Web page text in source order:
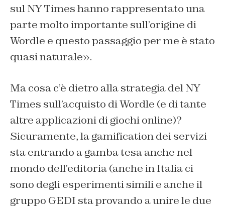
sul NY Times hanno rappresentato una
parte molto importante sull’origine di
Wordle e questo passaggio per me è stato
quasi naturale».
Ma cosa c’è dietro alla strategia del NY
Times sull’acquisto di Wordle (e di tante
altre applicazioni di giochi online)?
Sicuramente, la gamification dei servizi
sta entrando a gamba tesa anche nel
mondo dell’editoria (anche in Italia ci
sono degli esperimenti simili e anche il
gruppo GEDI sta provando a unire le due